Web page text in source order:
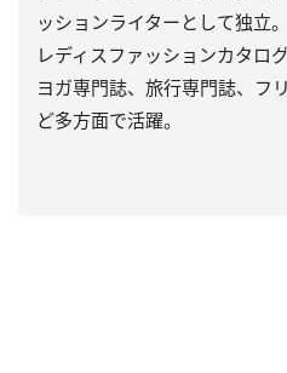
ッションライターとして独立
レディスファッションカタロ
ヨガ専門誌、旅行専門誌、フ
ど多方面で活躍。